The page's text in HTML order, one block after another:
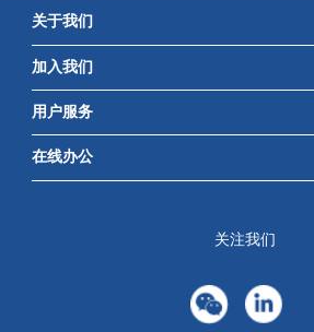
关于我们
公司简介
新闻中心
加入我们
人才理念
工作机会
用户服务
产品检索
在线办公
关注我们